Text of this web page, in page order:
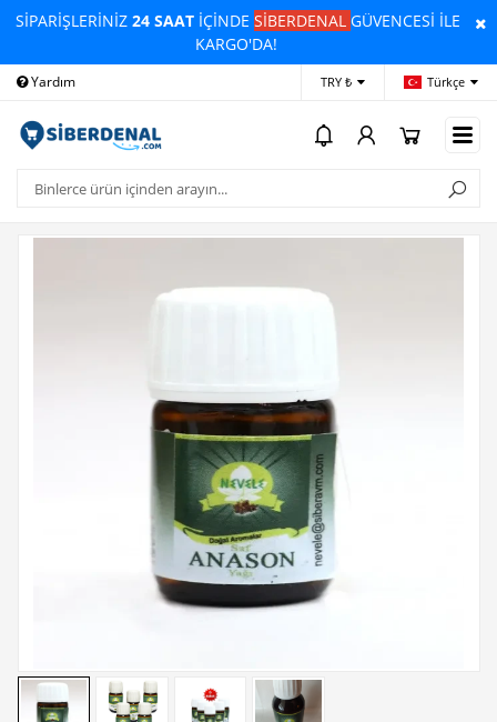
SİPARİŞLERİNİZ24 SAAT İÇİNDESİBERDENALGÜVENCESİ İLE
KARGO'DA!
Yardım Ödeme Bildirimi
TRY ₺ Türkçe